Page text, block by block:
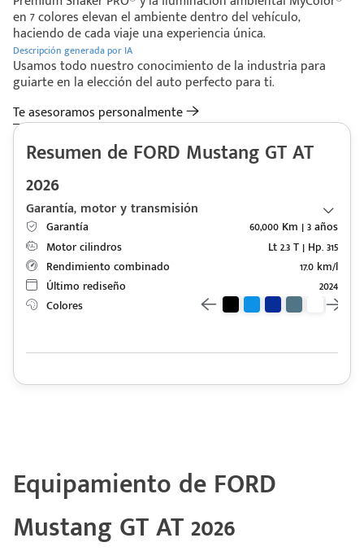
en 7 colores elevan el ambiente dentro del vehículo,
haciendo de cada viaje una experiencia única.
Descripción generada por IA
Usamos todo nuestro conocimiento de la industria para
guiarte en la elección del auto perfecto para ti.
Te asesoramos personalmente
Resumen de FORD Mustang GT AT
2026
Garantía, motor y transmisión
Garantía
60,000 Km | 3 años
Motor cilindros
Lt 2.3 T | Hp. 315
Rendimiento combinado
17.0 km/l
Último rediseño
2024
Colores
Equipamiento de FORD
Mustang GT AT 2026